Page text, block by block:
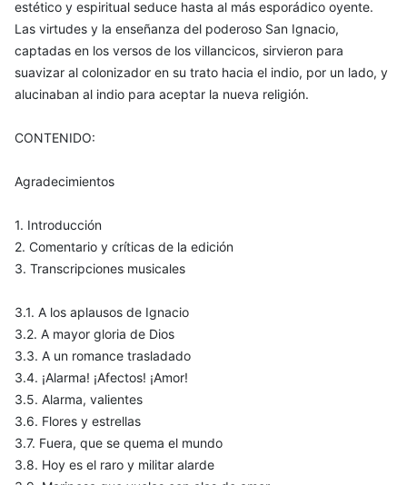
estético y espiritual seduce hasta al más esporádico oyente.
Las virtudes y la enseñanza del poderoso San Ignacio,
captadas en los versos de los villancicos, sirvieron para
suavizar al colonizador en su trato hacia el indio, por un lado, y
alucinaban al indio para aceptar la nueva religión.
CONTENIDO:
Agradecimientos
1. Introducción
2. Comentario y críticas de la edición
3. Transcripciones musicales
3.1. A los aplausos de Ignacio
3.2. A mayor gloria de Dios
3.3. A un romance trasladado
3.4. ¡Alarma! ¡Afectos! ¡Amor!
3.5. Alarma, valientes
3.6. Flores y estrellas
3.7. Fuera, que se quema el mundo
3.8. Hoy es el raro y militar alarde